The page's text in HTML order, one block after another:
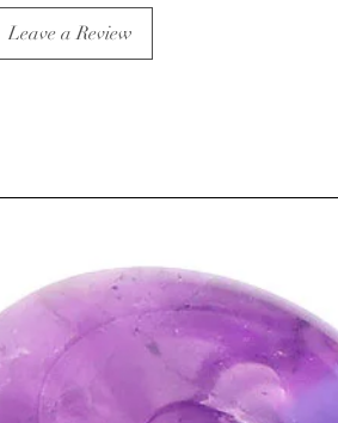
Leave a Review